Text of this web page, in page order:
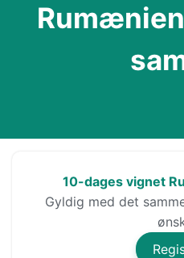
Ruteplanlægger
10-dages vignet
Gyldig med det